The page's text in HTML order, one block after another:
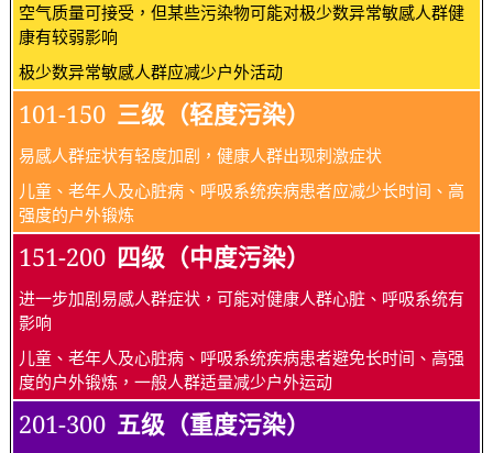
空气质量可接受，但某些污染物可能对极少数异常敏感人群健
康有较弱影响
极少数异常敏感人群应减少户外活动
101-150 三级（轻度污染）
易感人群症状有轻度加剧，健康人群出现刺激症状
儿童、老年人及心脏病、呼吸系统疾病患者应减少长时间、高
强度的户外锻炼
151-200 四级（中度污染）
进一步加剧易感人群症状，可能对健康人群心脏、呼吸系统有
影响
儿童、老年人及心脏病、呼吸系统疾病患者避免长时间、高强
度的户外锻炼，一般人群适量减少户外运动
201-300 五级（重度污染）